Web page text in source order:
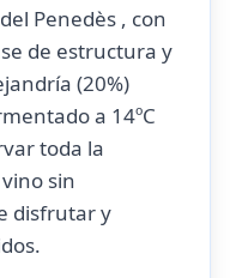
Penedès , con
de estructura y
(20%)
a 14ºC
toda la
sin
disfrutar y